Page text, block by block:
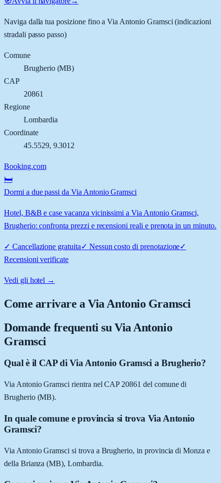
Naviga dalla tua posizione fino aVia Antonio Gramsci (indicazioni
stradali passo passo)
Comune
Brugherio(MB)
CAP
20861
Regione
Lombardia
Coordinate
45.5529, 9.3012
Booking.com
🛏️
Dormi a due passi da Via Antonio Gramsci
Hotel, B&B e case vacanza vicinissimi a Via Antonio Gramsci,
Brugherio: confronta prezzi e recensioni reali e prenota in un minuto.
✓ Cancellazione gratuita✓ Nessun costo di prenotazione✓
Recensioni verificate
Vedi gli hotel →
Come arrivare aVia Antonio Gramsci
Domande frequenti su Via Antonio
Gramsci
Qual è il CAP di Via Antonio Gramsci a Brugherio?
Via Antonio Gramsci rientra nel CAP 20861 del comune di
Brugherio (MB).
In quale comune e provincia si trova Via Antonio
Gramsci?
Via Antonio Gramsci si trova a Brugherio, in provincia di Monza e
della Brianza (MB), Lombardia.